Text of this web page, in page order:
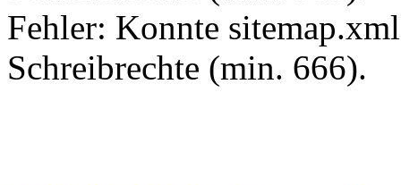
Fehler: Konnte
Schreibrechte (min. 666).